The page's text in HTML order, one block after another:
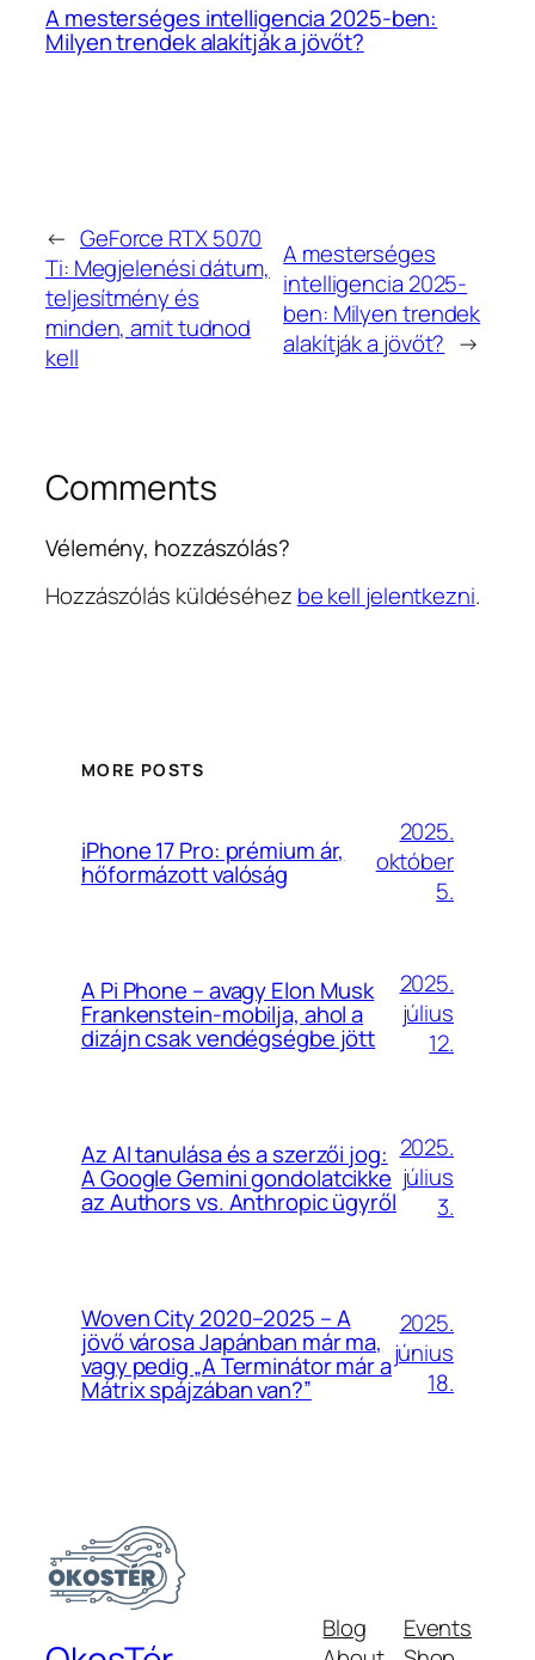
A mesterséges intelligencia 2025-ben:
Milyen trendek alakítják a jövőt?
← GeForce RTX 5070
Ti: Megjelenési dátum,
teljesítmény és
minden, amit tudnod
kell
A mesterséges
intelligencia 2025-
ben: Milyen trendek
alakítják a jövőt? →
Comments
Vélemény, hozzászólás?
Hozzászólás küldéséhez be kell jelentkezni.
MORE POSTS
iPhone 17 Pro: prémium ár,
hőformázott valóság
2025.
október
5.
A Pi Phone – avagy Elon Musk
Frankenstein-mobilja, ahol a
dizájn csak vendégségbe jött
2025.
július
12.
Az AI tanulása és a szerzői jog:
A Google Gemini gondolatcikke
az Authors vs. Anthropic ügyről
2025.
július
3.
Woven City 2020–2025 – A
jövő városa Japánban már ma,
vagy pedig „A Terminátor már a
Mátrix spájzában van?”
2025.
június
18.
Blog
Events